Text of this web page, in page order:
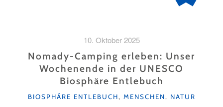
10. Oktober 2025
Nomady-Camping erleben: Unser
Wochenende in der UNESCO
Biosphäre Entlebuch
KATEGORIEN
BIOSPHÄRE ENTLEBUCH, MENSCHEN, NATUR